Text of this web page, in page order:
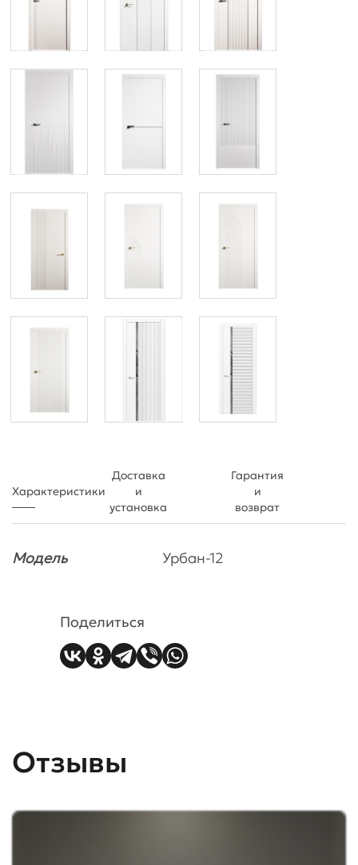
Характеристики
Доставка
и
установка
Гарантия
и
возврат
Модель Урбан-12
Поделиться
Отзывы